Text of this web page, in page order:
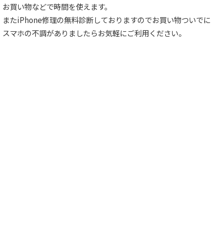
お買い物などで時間を使えます。
またiPhone修理の無料診断しておりますのでお買い物ついでに
スマホの不調がありましたらお気軽にご利用ください。